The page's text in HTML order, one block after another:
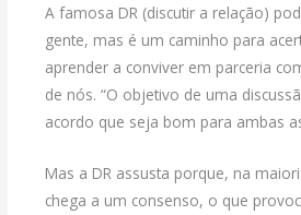
A famosa DR (discutir a relação)
gente, mas é um caminho para
aprender a conviver em parceria
de nós. “O objetivo de uma
acordo que seja bom para ambas
Mas a DR assusta porque, na
chega a um consenso, o que